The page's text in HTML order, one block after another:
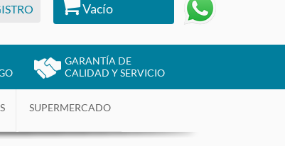
Vacío
GARANTÍA DE
CALIDAD Y SERVICIO
SUPERMERCADO